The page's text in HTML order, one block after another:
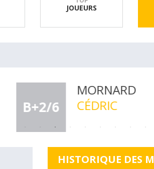
JOUEURS
B+4/6
FRANCOIS
ALEXANDRE
HISTORIQUE DES